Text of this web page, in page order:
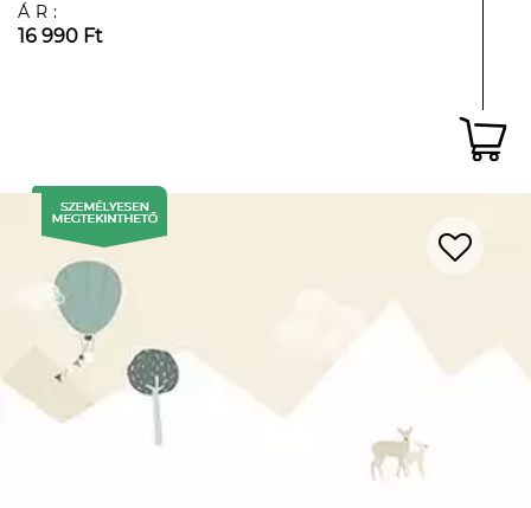
ÁR:
16 990 Ft